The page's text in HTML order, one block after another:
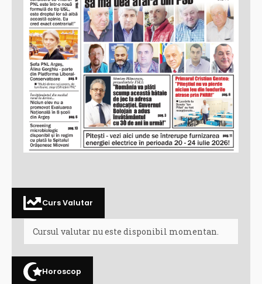
Curs Valutar
Cursul valutar nu este disponibil momentan.
Horoscop